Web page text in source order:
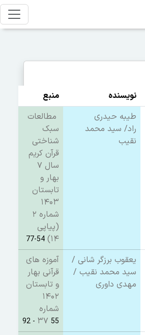
نویسنده
منبع
طیبه حیدری
راد/ سید محمد
نقیب
مطالعات
سبک
شناختی
قرآن کریم
سال ۷
بهار و
تابستان
۱۴۰۳
شماره ۲
(پیاپی
۱۴) 54-77
یعقوب برزگر شانی /
سید محمد نقیب /
مهدی داوری
آموزه های
قرآنی بهار
و تابستان
۱۴۰۲
شماره
۳۷ 55 - 92